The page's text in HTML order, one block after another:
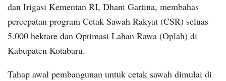
dan Irigasi Kementan RI, Dhani Gartina, membahas
percepatan program Cetak Sawah Rakyat (CSR) seluas
5.000 hektare dan Optimasi Lahan Rawa (Oplah) di
Kabupaten Kotabaru.
Tahap awal pembangunan untuk cetak sawah dimulai di